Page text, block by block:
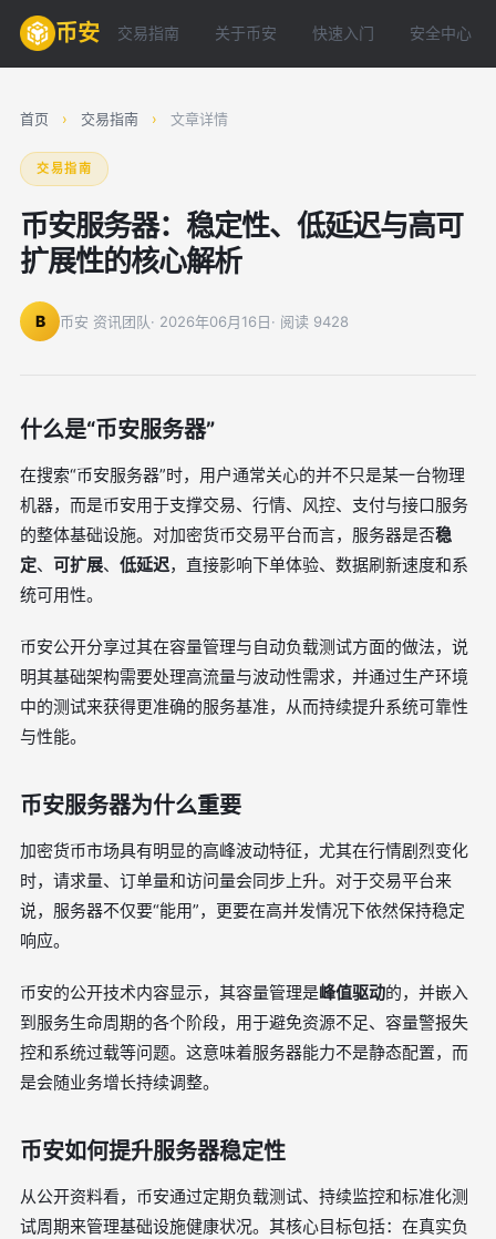
币安 交易指南 关于币安 快速入门 安全中心
首页 › 交易指南 › 文章详情
交易指南
币安服务器：稳定性、低延迟与高可
扩展性的核心解析
B 币安 资讯团队· 2026年06月16日· 阅读 9428
什么是“币安服务器”
在搜索“币安服务器”时，用户通常关心的并不只是某一台物理
机器，而是币安用于支撑交易、行情、风控、支付与接口服务
的整体基础设施。对加密货币交易平台而言，服务器是否稳
定、 可扩展、 低延迟，直接影响下单体验、数据刷新速度和系
统可用性。
币安公开分享过其在容量管理与自动负载测试方面的做法，说
明其基础架构需要处理高流量与波动性需求，并通过生产环境
中的测试来获得更准确的服务基准，从而持续提升系统可靠性
与性能。
币安服务器为什么重要
加密货币市场具有明显的高峰波动特征，尤其在行情剧烈变化
时，请求量、订单量和访问量会同步上升。对于交易平台来
说，服务器不仅要“能用”，更要在高并发情况下依然保持稳定
响应。
币安的公开技术内容显示，其容量管理是峰值驱动的，并嵌入
到服务生命周期的各个阶段，用于避免资源不足、容量警报失
控和系统过载等问题。这意味着服务器能力不是静态配置，而
是会随业务增长持续调整。
币安如何提升服务器稳定性
从公开资料看，币安通过定期负载测试、持续监控和标准化测
试周期来管理基础设施健康状况。其核心目标包括：在真实负